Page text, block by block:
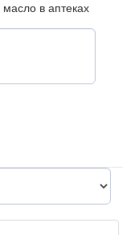
в аптеках